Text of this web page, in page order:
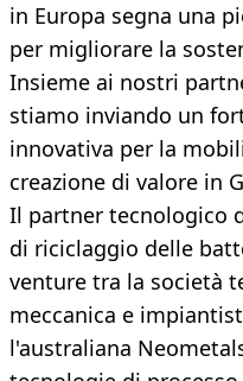
in Europa segna una
per migliorare la
Insieme ai nostri
stiamo inviando un
innovativa per la
creazione di valore in
Il partner tecnologico
di riciclaggio delle
venture tra la società
meccanica e
l'australiana